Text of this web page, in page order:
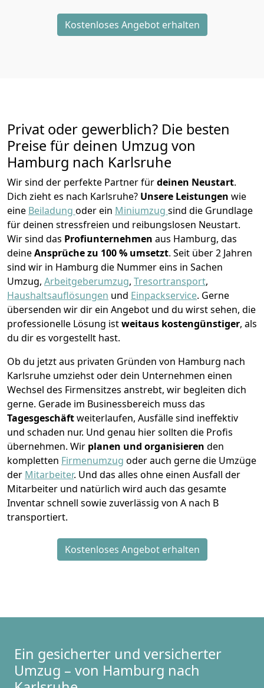
Kostenloses Angebot erhalten
Privat oder gewerblich? Die besten
Preise für deinen Umzug von
Hamburg nach Karlsruhe
Wir sind der perfekte Partner fürdeinen Neustart.
Dich zieht es nach Karlsruhe? Unsere Leistungen wie
eine Beiladung oder ein Miniumzug sind die Grundlage
für deinen stressfreien und reibungslosen Neustart.
Wir sind das Profiunternehmen aus Hamburg, das
deineAnsprüche zu 100 % umsetzt. Seit über 2 Jahren
sind wir in Hamburg die Nummer eins in Sachen
Umzug, Arbeitgeberumzug, Tresortransport,
Haushaltsauflösungen und Einpackservice. Gerne
übersenden wir dir ein Angebot und du wirst sehen, die
professionelle Lösung istweitaus kostengünstiger, als
du dir es vorgestellt hast.
Ob du jetzt aus privaten Gründen von Hamburg nach
Karlsruhe umziehst oder dein Unternehmen einen
Wechsel des Firmensitzes anstrebt, wir begleiten dich
gerne. Gerade im Businessbereich muss das
Tagesgeschäftweiterlaufen, Ausfälle sind ineffektiv
und schaden nur. Und genau hier sollten die Profis
übernehmen. Wir planen und organisieren den
kompletten Firmenumzug oder auch gerne die Umzüge
der Mitarbeiter. Und das alles ohne einen Ausfall der
Mitarbeiter und natürlich wird auch das gesamte
Inventar schnell sowie zuverlässig von A nach B
transportiert.
Kostenloses Angebot erhalten
Ein gesicherter und versicherter
Umzug – von Hamburg nach